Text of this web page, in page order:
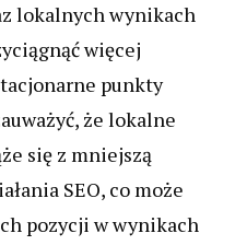
lokalnych wynikach
więcej
punkty
że lokalne
się z mniejszą
SEO, co może
pozycji w wynikach